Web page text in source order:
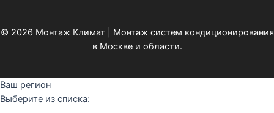
© 2026 Монтаж Климат | Монтаж систем кондиционирования
в Москве и области.
Ваш регион
Выберите из списка: